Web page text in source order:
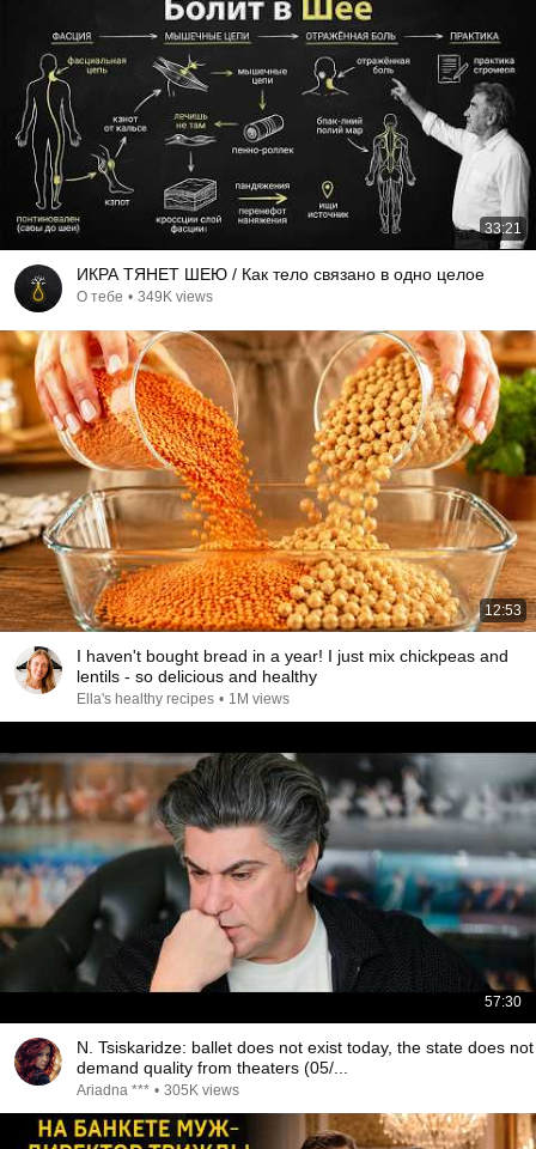
33:21
ИКРА ТЯНЕТ ШЕЮ / Как тело связано в одно целое
О тебе • 349K views
12:53
I haven't bought bread in a year! I just mix chickpeas and
lentils - so delicious and healthy
Ella's healthy recipes • 1M views
57:30
N. Tsiskaridze: ballet does not exist today, the state does not
demand quality from theaters (05/...
Ariadna *** • 305K views